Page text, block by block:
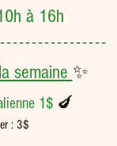
à 16h
semaine ✨
1$ 🍆
: 3$